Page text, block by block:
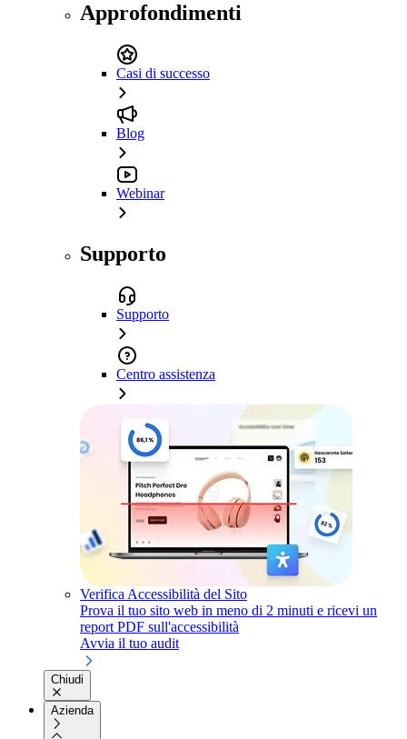
Approfondimenti
Casi di successo
Blog
Webinar
Supporto
Supporto
Centro assistenza
Verifica Accessibilità del Sito
Prova il tuo sito web in meno di 2 minuti e ricevi un
report PDF sull'accessibilità
Avvia il tuo audit
Chiudi
Azienda